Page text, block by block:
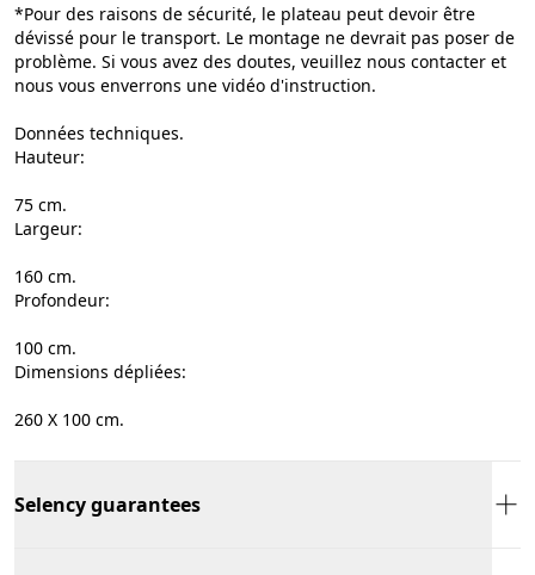
*Pour des raisons de sécurité, le plateau peut devoir être
dévissé pour le transport. Le montage ne devrait pas poser de
problème. Si vous avez des doutes, veuillez nous contacter et
nous vous enverrons une vidéo d'instruction.
Données techniques.
Hauteur:
75 cm.
Largeur:
160 cm.
Profondeur:
100 cm.
Dimensions dépliées:
260 X 100 cm.
Selency guarantees